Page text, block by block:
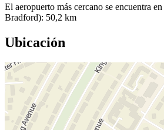
El aeropuerto más cercano se encuentra
Bradford): 50,2 km
Ubicación